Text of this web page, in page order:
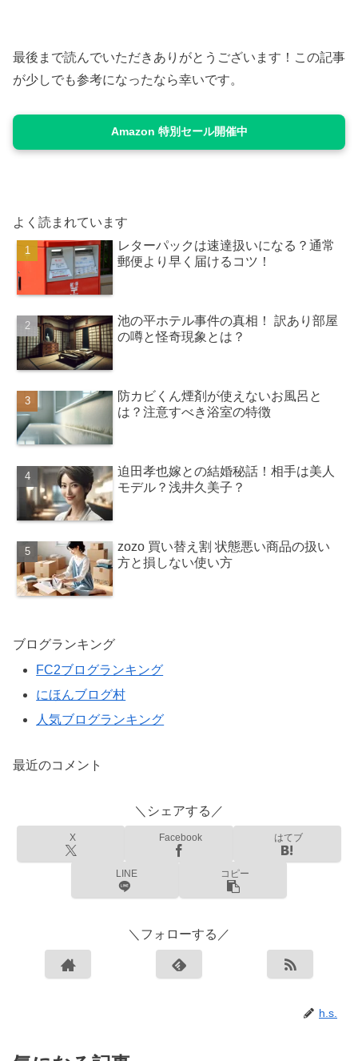
最後まで読んでいただきありがとうございます！この記事
が少しでも参考になったなら幸いです。
Amazon 特別セール開催中
よく読まれています
レターパックは速達扱いになる？通常
郵便より早く届けるコツ！
池の平ホテル事件の真相！ 訳あり部屋
の噂と怪奇現象とは？
防カビくん煙剤が使えないお風呂と
は？注意すべき浴室の特徴
迫田孝也嫁との結婚秘話！相手は美人
モデル？浅井久美子？
zozo 買い替え割 状態悪い商品の扱い
方と損しない使い方
ブログランキング
FC2ブログランキング
にほんブログ村
人気ブログランキング
最近のコメント
＼シェアする／
X Facebook はてブ
LINE コピー
＼フォローする／
h.s.